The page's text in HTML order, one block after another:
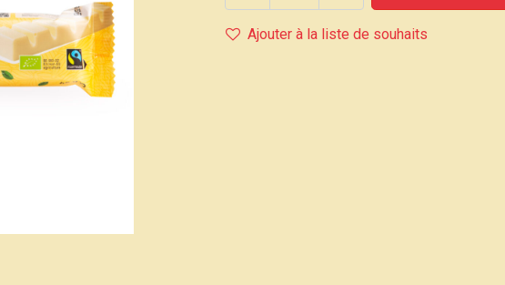
Ajouter à la liste de souhaits